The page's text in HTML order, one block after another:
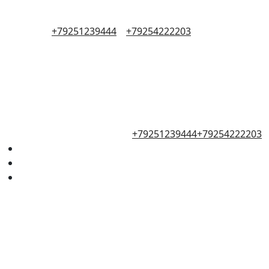
+79251239444 +79254222203
+79251239444+79254222203